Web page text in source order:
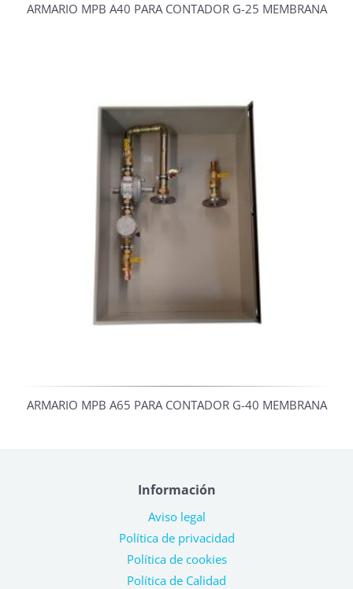
ARMARIO MPB A40 PARA CONTADOR G-25 MEMBRANA
ARMARIO MPB A65 PARA CONTADOR G-40 MEMBRANA
Información
Aviso legal
Política de privacidad
Política de cookies
Política de Calidad